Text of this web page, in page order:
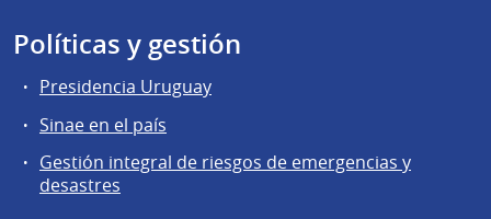
Políticas y gestión
Presidencia Uruguay
Sinae en el país
Gestión integral de riesgos de emergencias y
desastres